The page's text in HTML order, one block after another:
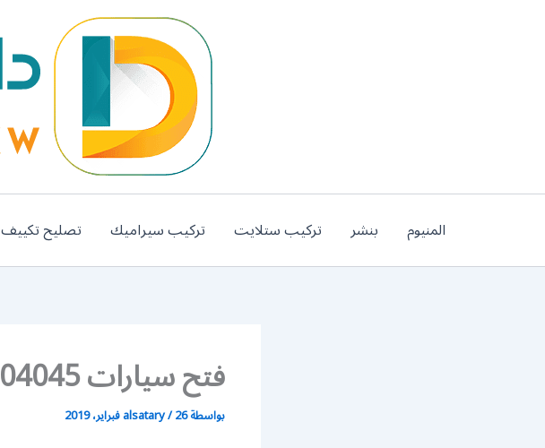
المنيوم بنشر تركيب ستلايت تركيب سيراميك تصليح تكييف
فتح سيارات 51204045
بواسطة alsatary/26 فبراير، 2019